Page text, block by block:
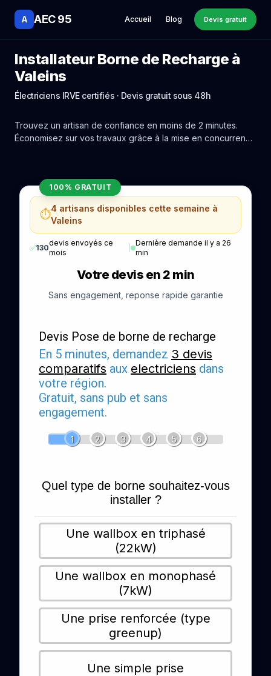
A AEC 95 Accueil Blog Devis gratuit
Installateur Borne de Recharge à
Valeins
Électriciens IRVE certifiés · Devis gratuit sous 48h
Trouvez un artisan de confiance en moins de 2 minutes.
Économisez sur vos travaux grâce à la mise en concurrence
100% GRATUIT
⏱️4 artisans disponibles cette semaine à
Valeins
✅130
devis envoyés ce
mois
|
Dernière demande il y a 26
min
Votre devis en 2 min
Sans engagement, reponse rapide garantie
Devis Pose de borne de recharge
En 5 minutes, demandez 3 devis
comparatifs aux electriciens dans
votre région.
Gratuit, sans pub et sans
engagement.
1 2 3 4 5 6
Quel type de borne souhaitez-vous
installer ?
Une wallbox en triphasé
(22kW)
Une wallbox en monophasé
(7kW)
Une prise renforcée (type
greenup)
Une simple prise